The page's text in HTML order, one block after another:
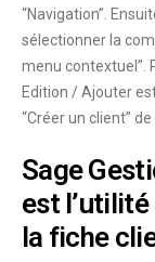
“Navigation”.
sélectionner la
menu contextuel”.
Edition / Ajouter
“Créer un client”
Sage
est
la fiche